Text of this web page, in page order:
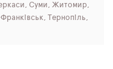
Суми, Житомир,
Тернопіль,